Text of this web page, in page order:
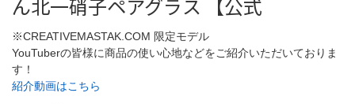
ん北一硝子ペアグラス 【公式
※CREATIVEMASTAK.COM 限定モデル
YouTuberの皆様に商品の使い心地などをご紹介いただいておりま
す！
紹介動画はこちら